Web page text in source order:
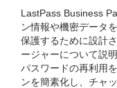
LastPass Business
ン情報や機密データ
保護するために設計
ージャーについて説
パスワードの再利用
ンを簡素化し、チャ